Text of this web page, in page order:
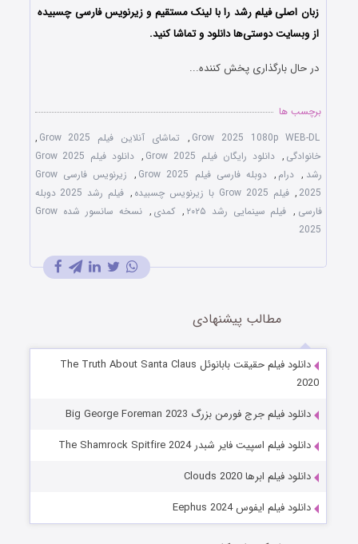
زبان اصلی فیلم رشد را با ‌لینک مستقیم و زیرنویس فارسی چسبیده
از وبسایت دوستی‌ها دانلود و تماشا کنید.
در حال بارگذاری پخش کننده...
برچسب ها
Grow 2025 1080p WEB-DL
, تماشای آنلاین فیلم Grow 2025
,
خانوادگی , دانلود رایگان فیلم Grow 2025 ,
دانلود فیلم Grow 2025
رشد , درام , دوبله فارسی فیلم Grow 2025 ,
زیرنویس فارسی Grow
2025
, فیلم Grow 2025 با زیرنویس چسبیده ,
فیلم رشد 2025 دوبله
فارسی , فیلم سینمایی رشد ۲۰۲۵ , کمدی ,
نسخه سانسور شده Grow
2025
مطالب پیشنهادی
دانلود فیلم حقیقت بابانوئل The Truth About Santa Claus
2020
دانلود فیلم جرج فورمن بزرگ Big George Foreman 2023
دانلود فیلم اسپیت فایر شبدر The Shamrock Spitfire 2024
دانلود فیلم ابرها Clouds 2020
دانلود فیلم ایفوس Eephus 2024